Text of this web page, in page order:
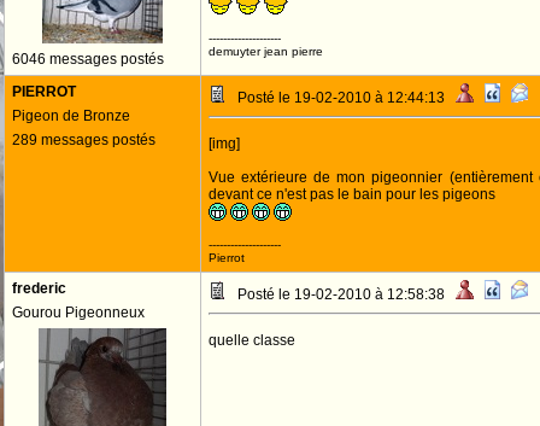
6046 messages postés
--------------------
demuyter jean pierre
PIERROT
Pigeon de Bronze
289 messages postés
Posté le 19-02-2010 à 12:44:13
[img]
Vue extérieure de mon pigeonnier (entièrement
devant ce n'est pas le bain pour les pigeons
--------------------
Pierrot
frederic
Gourou Pigeonneux
Posté le 19-02-2010 à 12:58:38
quelle classe